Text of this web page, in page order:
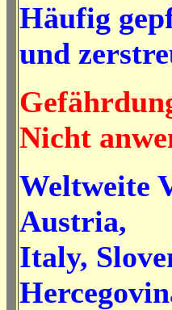
Häufig
und
Nicht
Weltweite
Austria,
Italy,